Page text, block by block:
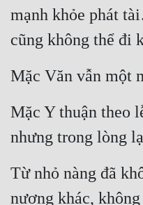
Góc Nhìn Nữ
Huyền Nghi
Huyền Ảo
Hài Hước
Hệ Thống
Học Đường
mạnh khỏe phát
cũng không thể đi
Mặc Văn vẫn một
Mặc Y thuận theo
nhưng trong lòng
Từ nhỏ nàng đã
nương khác,